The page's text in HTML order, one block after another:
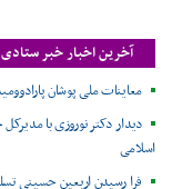
آخرین اخبار خبر ستادی
معاینات ملی پوشان
دیدار دکتر نوروزی با
اسلامی
فرا رسیدن اربعین حسینی